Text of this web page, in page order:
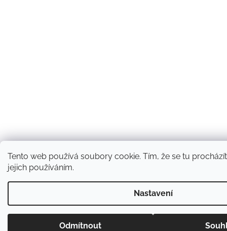
Tento web používá soubory cookie. Tím, že se tu
jejich používáním.
Nastavení
Odmítnout